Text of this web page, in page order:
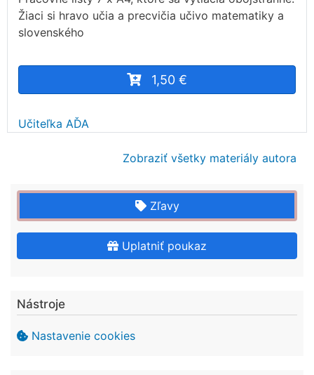
Žiaci si hravo učia a precvičia učivo matematiky a
slovenského
1,50 €
Učiteľka AĎA
Zobraziť všetky materiály autora
Zľavy
Uplatniť poukaz
Nástroje
Nastavenie cookies